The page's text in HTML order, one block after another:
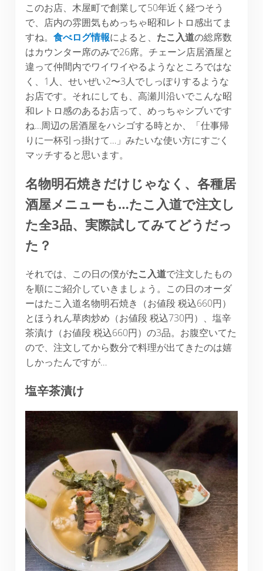
このお店、木屋町で創業して50年近く経つそう
で、店内の雰囲気もめっちゃ昭和レトロ感出てま
すね。 食べログ情報によると、 たこ入道の総席数
はカウンター席のみで26席。チェーン店居酒屋と
違って仲間内でワイワイやるようなところではな
く、1人、せいぜい2〜3人でしっぽりするような
お店です。それにしても、高瀬川沿いでこんな昭
和レトロ感のあるお店って、めっちゃシブいです
ね…周辺の居酒屋をハシゴする時とか、「仕事帰
りに一杯引っ掛けて…」みたいな使い方にすごく
マッチすると思います。
名物明石焼きだけじゃなく、各種居
酒屋メニューも…たこ入道で注文し
た全3品、実際試してみてどうだっ
た？
それでは、この日の僕がたこ入道で注文したもの
を順にご紹介していきましょう。この日のオーダ
ーはたこ入道名物明石焼き（お値段 税込660円）
とほうれん草肉炒め（お値段 税込730円）、塩辛
茶漬け（お値段 税込660円）の3品。お腹空いてた
ので、注文してから数分で料理が出てきたのは嬉
しかったんですが…
塩辛茶漬け